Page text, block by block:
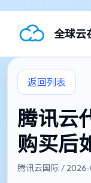
全球云
返回列表
腾讯云
购买后
腾讯云国际 /